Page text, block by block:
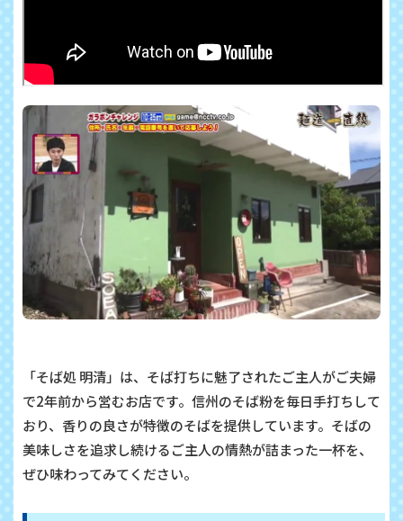
「そば処 明清」は、そば打ちに魅了されたご主人がご夫婦
で2年前から営むお店です。信州のそば粉を毎日手打ちして
おり、香りの良さが特徴のそばを提供しています。そばの
美味しさを追求し続けるご主人の情熱が詰まった一杯を、
ぜひ味わってみてください。